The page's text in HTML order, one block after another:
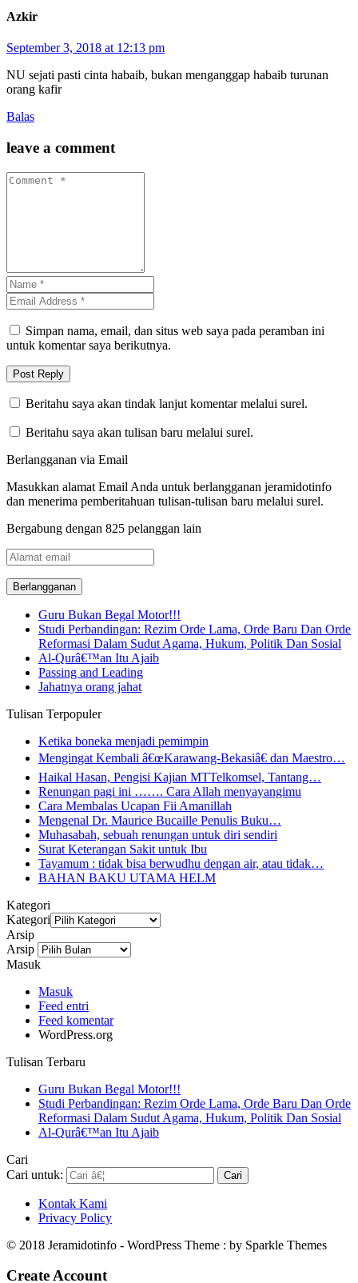
Azkir
September 3, 2018 at 12:13 pm
NU sejati pasti cinta habaib, bukan menganggap habaib turunan
orang kafir
Balas
leave a comment
Simpan nama, email, dan situs web saya pada peramban ini
untuk komentar saya berikutnya.
Beritahu saya akan tindak lanjut komentar melalui surel.
Beritahu saya akan tulisan baru melalui surel.
Berlangganan via Email
Masukkan alamat Email Anda untuk berlangganan jeramidotinfo
dan menerima pemberitahuan tulisan-tulisan baru melalui surel.
Bergabung dengan 825 pelanggan lain
Alamat
email
Guru Bukan Begal Motor!!!
Studi Perbandingan: Rezim Orde Lama, Orde Baru Dan Orde
Reformasi Dalam Sudut Agama, Hukum, Politik Dan Sosial
Al-Qurâ€™an Itu Ajaib
Passing and Leading
Jahatnya orang jahat
Tulisan Terpopuler
Ketika boneka menjadi pemimpin
Mengingat Kembali â€œKarawang-Bekasiâ€ dan Maestro…
Haikal Hasan, Pengisi Kajian MTTelkomsel, Tantang…
Renungan pagi ini ……. Cara Allah menyayangimu
Cara Membalas Ucapan Fii Amanillah
Mengenal Dr. Maurice Bucaille Penulis Buku…
Muhasabah, sebuah renungan untuk diri sendiri
Surat Keterangan Sakit untuk Ibu
Tayamum : tidak bisa berwudhu dengan air, atau tidak…
BAHAN BAKU UTAMA HELM
Kategori
Kategori
Arsip
Arsip
Masuk
Masuk
Feed entri
Feed komentar
WordPress.org
Tulisan Terbaru
Guru Bukan Begal Motor!!!
Studi Perbandingan: Rezim Orde Lama, Orde Baru Dan Orde
Reformasi Dalam Sudut Agama, Hukum, Politik Dan Sosial
Al-Qurâ€™an Itu Ajaib
Cari
Cari untuk:
Kontak Kami
Privacy Policy
© 2018 Jeramidotinfo - WordPress Theme : by Sparkle Themes
Create Account